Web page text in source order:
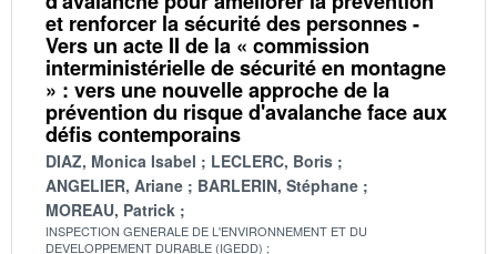
et renforcer la sécurité des personnes -
Vers un acte II de la « commission
interministérielle de sécurité en montagne
» : vers une nouvelle approche de la
prévention du risque d'avalanche face aux
défis contemporains
DIAZ, Monica Isabel
LECLERC, Boris
ANGELIER, Ariane
BARLERIN, Stéphane
MOREAU, Patrick
INSPECTION GENERALE DE L'ENVIRONNEMENT ET DU
DEVELOPPEMENT DURABLE (IGEDD)